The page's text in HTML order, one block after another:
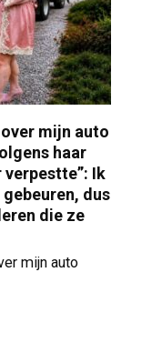
mijn auto
haar
Ik
dus
die ze
mijn auto